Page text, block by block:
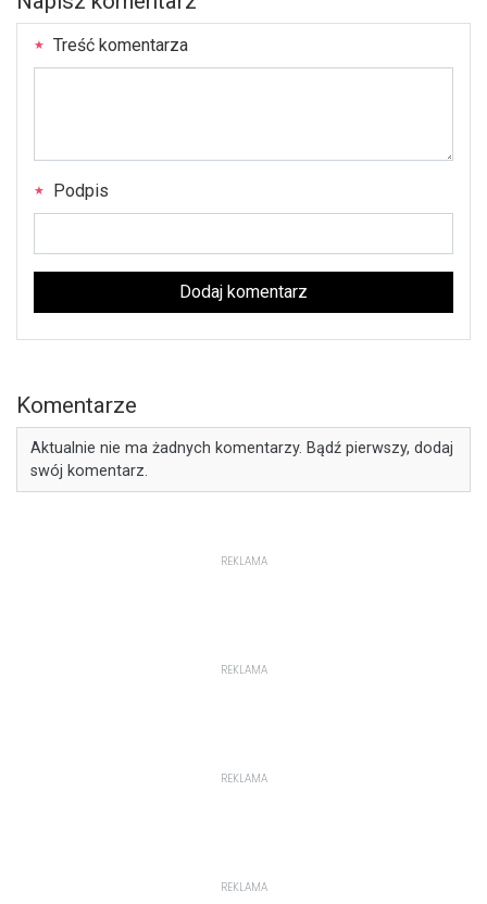
Treść komentarza
Podpis
Dodaj komentarz
Komentarze
Aktualnie nie ma żadnych komentarzy. Bądź pierwszy, dodaj
swój komentarz.
REKLAMA
REKLAMA
REKLAMA
REKLAMA